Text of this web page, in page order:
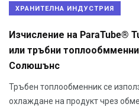
ХРАНИТЕЛНА ИНДУСТРИЯ
Изчисление на ParaTube®
или тръбни
Солюшънс
Тръбен топлообменник се
охлаждане на продукт чрез